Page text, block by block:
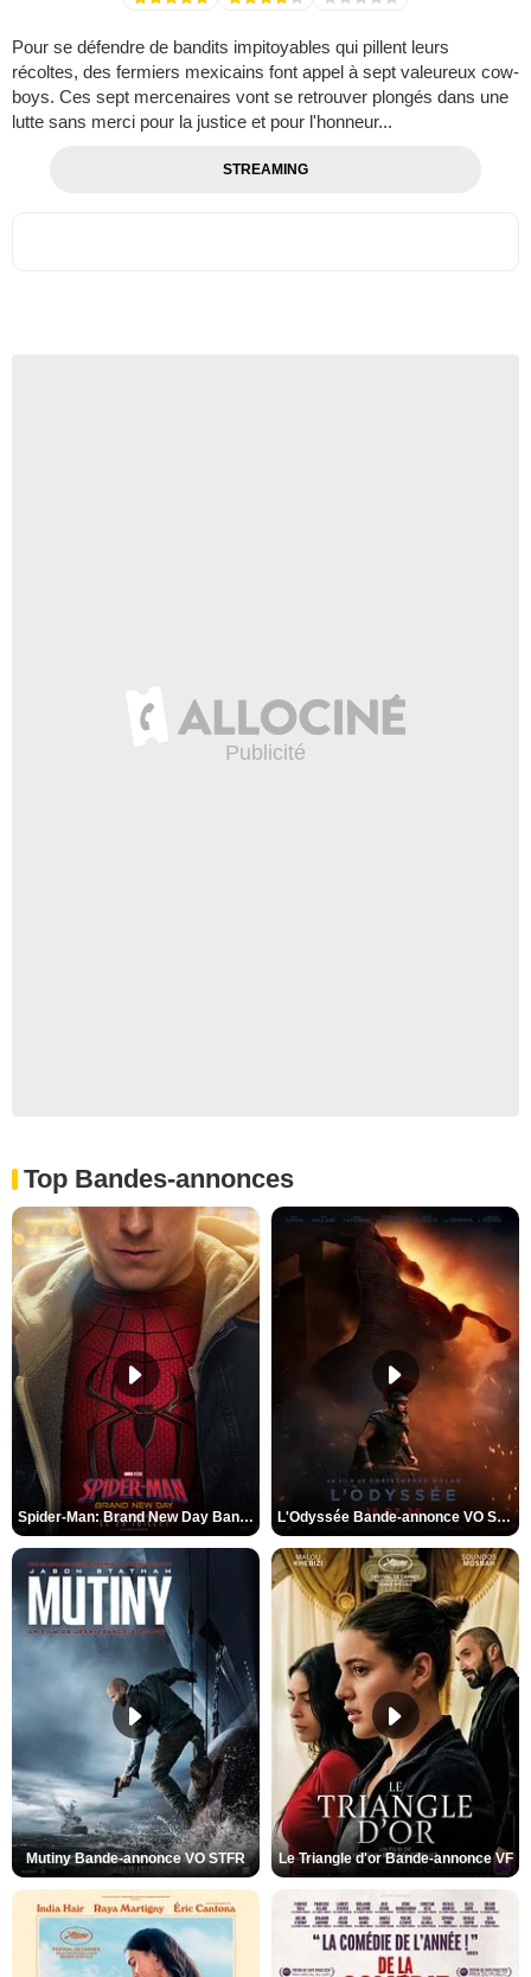
Pour se défendre de bandits impitoyables qui pillent leurs
récoltes, des fermiers mexicains font appel à sept valeureux cow-
boys. Ces sept mercenaires vont se retrouver plongés dans une
lutte sans merci pour la justice et pour l'honneur...
STREAMING
Top Bandes-annonces
Spider-Man: Brand New Day Bande-annonce VO STFR L'Odyssée Bande-annonce VO STFR
Mutiny Bande-annonce VO STFR Le Triangle d'or Bande-annonce VF